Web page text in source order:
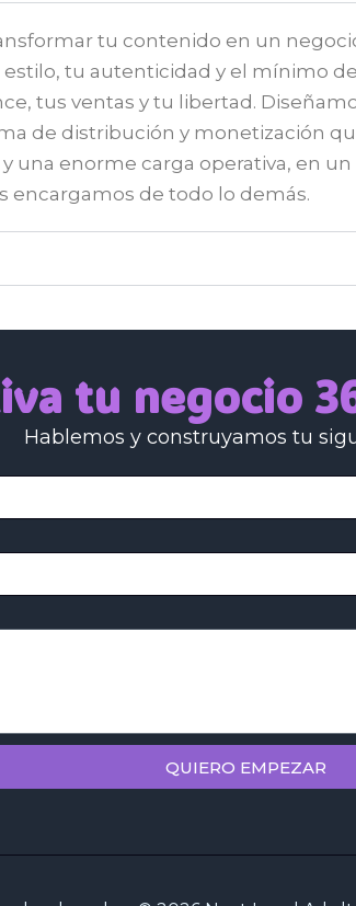
tu contenido en un
tu autenticidad y el mínimo
tus ventas y tu libertad.
de distribución y monetización
una enorme carga operativa, en
encargamos de todo lo demás.
tu negocio
Hablemos y construyamos tu
QUIERO EMPEZAR